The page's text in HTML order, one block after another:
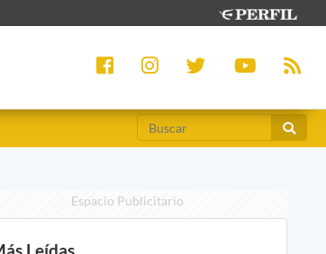
Espacio Publicitario